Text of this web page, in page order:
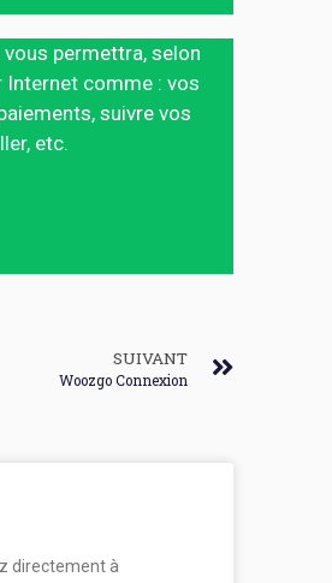
vous permettra, selon
comme : vos
suivre vos
etc.
SUIVANT
Woozgo Connexion
directement à